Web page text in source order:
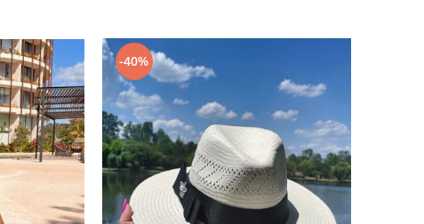
-40%